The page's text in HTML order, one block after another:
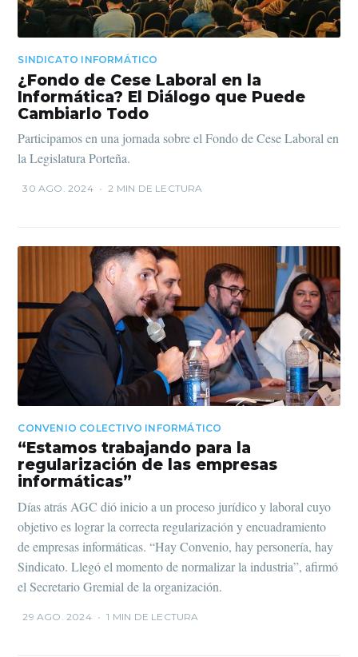
SINDICATO INFORMÁTICO
¿Fondo de Cese Laboral en la
Informática? El Diálogo que Puede
Cambiarlo Todo
Participamos en una jornada sobre el Fondo de Cese Laboral en
la Legislatura Porteña.
30 AGO. 2024 • 2 MIN DE LECTURA
CONVENIO COLECTIVO INFORMÁTICO
“Estamos trabajando para la
regularización de las empresas
informáticas”
Días atrás AGC dió inicio a un proceso jurídico y laboral cuyo
objetivo es lograr la correcta regularización y encuadramiento
de empresas informáticas. “Hay Convenio, hay personería, hay
Sindicato. Llegó el momento de normalizar la industria”, afirmó
el Secretario Gremial de la organización.
29 AGO. 2024 • 1 MIN DE LECTURA